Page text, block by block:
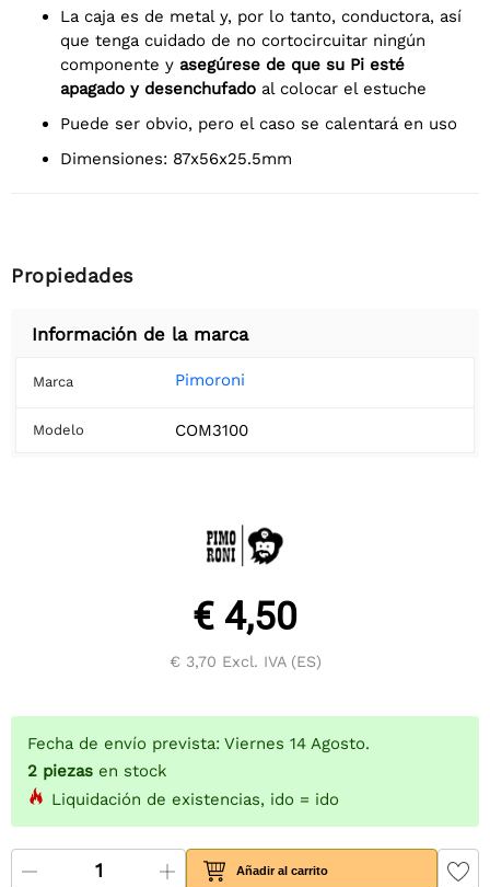
La caja es de metal y, por lo tanto, conductora, así
que tenga cuidado de no cortocircuitar ningún
componente y asegúrese de que su Pi esté
apagado y desenchufado al colocar el estuche
Puede ser obvio, pero el caso se calentará en uso
Dimensiones: 87x56x25.5mm
Propiedades
Información de la marca
Marca Pimoroni
Modelo COM3100
€ 4,50
€ 3,70 Excl. IVA (ES)
Fecha de envío prevista: Viernes 14 Agosto.
2 piezas en stock
Liquidación de existencias, ido = ido
Añadir al carrito